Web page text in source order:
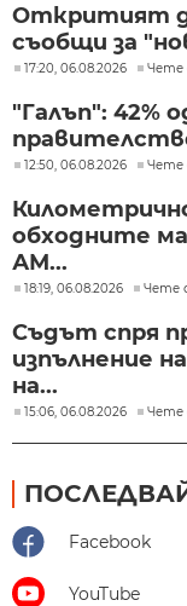
Откритият
съобщи за
17:20, 06.08.2026 Чете
"Галъп": 42%
12:50, 06.08.2026 Чете
обходните
АМ...
18:19, 06.08.2026 Чете
Съдът спря
изпълнение
на...
15:06, 06.08.2026 Чете
Facebook
YouTube